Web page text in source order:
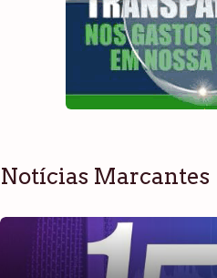
Notícias Marcantes